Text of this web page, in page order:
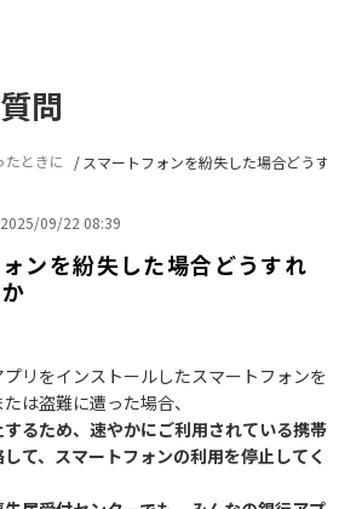
問
たときに スマートフォンを紛失した場合どうす...
09/22 08:39
ンを紛失した場合どうすれ
リをインストールしたスマートフォンを
は盗難に遭った場合、
るため、速やかにご利用されている携帯
て、スマートフォンの利用を停止してく